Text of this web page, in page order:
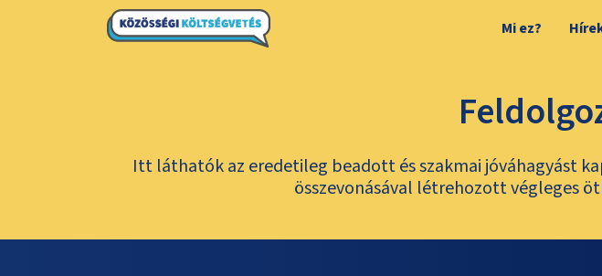
Mi ez?
Itt láthatók az eredetileg beadott és szakmai jóváhagyást
összevonásával létrehozott végleges